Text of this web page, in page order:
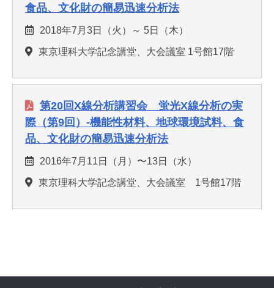
食品、文化財の簡易迅速分析法
2018年7月3日（火）～ 5日（木）
東京理科大学記念講堂、大会議室 1号館17階
第20回X線分析講習会 蛍光X線分析の実
際（第9回）-機能性材料、地球環境試料、食
品、文化財の簡易迅速分析法
2016年7月11日（月）〜13日（水）
東京理科大学記念講堂、大会議室 1号館17階